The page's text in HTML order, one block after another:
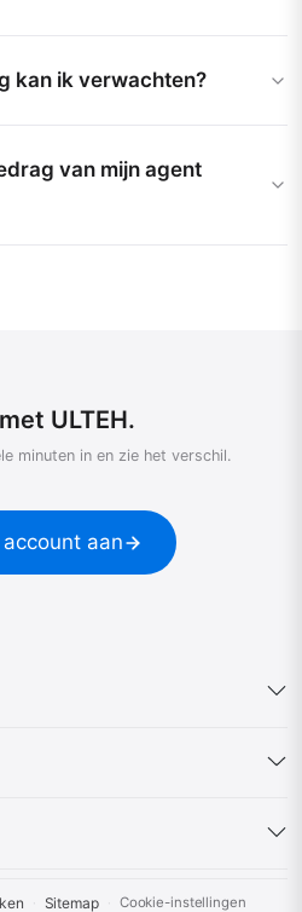
kan ik verwachten?
van mijn agent
ULTEH.
minuten in en zie het verschil.
aan
Sitemap Cookie-instellingen